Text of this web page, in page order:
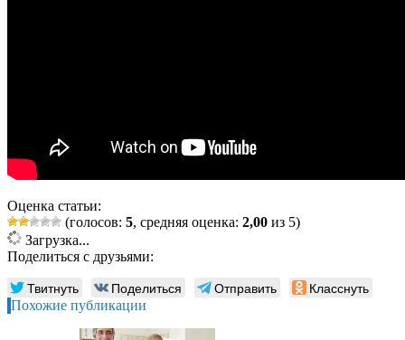
Оценка статьи:
(голосов: 5, средняя оценка: 2,00 из 5)
Загрузка...
Поделиться с друзьями:
Твитнуть Поделиться Отправить Класснуть
Похожие публикации